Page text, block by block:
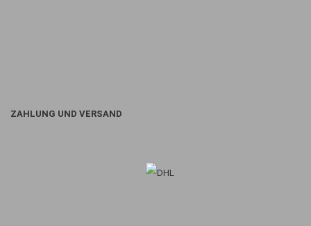
ZAHLUNG UND VERSAND